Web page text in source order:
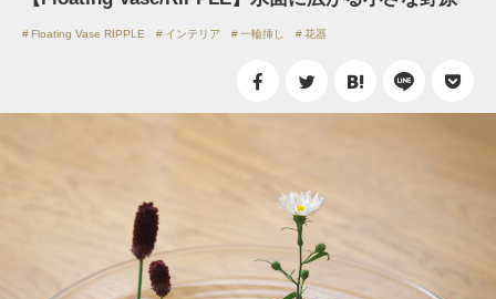
Floating Vase RIPPLE インテリア 一輪挿し 花器